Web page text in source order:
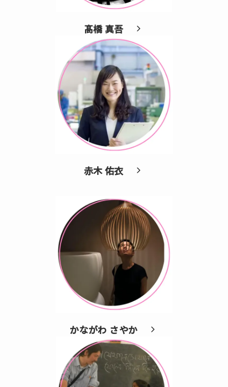
髙橋 真吾
赤木 佑衣
かながわ さやか